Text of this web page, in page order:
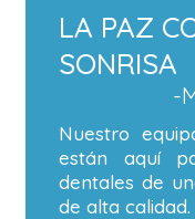
LA PAZ
SONRISA
-
Nuestro
están aquí
dentales de
de alta calidad.